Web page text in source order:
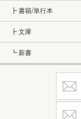
┣ 書籍/単行本
┣ 文庫
┗ 新書